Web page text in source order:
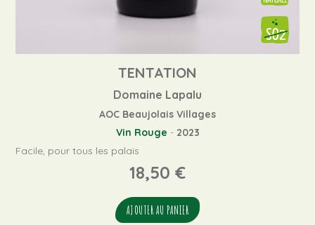
TENTATION
Domaine Lapalu
AOC Beaujolais Villages
Vin Rouge - 2023
Facile, pour tous les palais
18,50 €
AJOUTER AU PANIER